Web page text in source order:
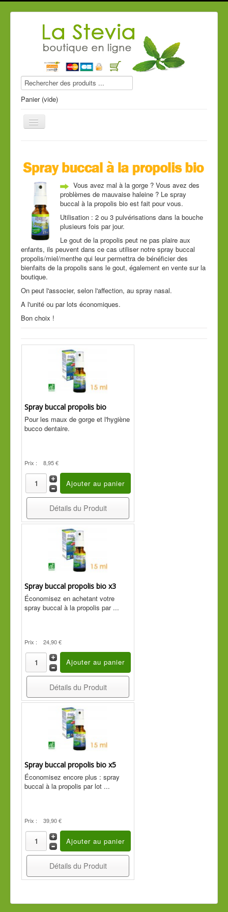
Panier (vide)
Produits stevia
Compléments alimentaires
Cde tél
Guide conseil
Vous avez mal à la gorge ? Vous avez des
problèmes de mauvaise haleine ? Le spray
buccal à la propolis bio est fait pour vous.
Utilisation : 2 ou 3 pulvérisations dans la bouche
plusieurs fois par jour.
Le gout de la propolis peut ne pas plaire aux
enfants, ils peuvent dans ce cas utiliser notre spray buccal
propolis/miel/menthe qui leur permettra de bénéficier des
bienfaits de la propolis sans le gout, également en vente sur la
boutique.
On peut l'associer, selon l'affection, au spray nasal.
A l'unité ou par lots économiques.
Bon choix !
Spray buccal propolis bio
Pour les maux de gorge et l'hygiène
bucco dentaire.
Prix : 8,95 €
Détails du Produit
Spray buccal propolis bio x3
Économisez en achetant votre
spray buccal à la propolis par ...
Prix : 24,90 €
Détails du Produit
Spray buccal propolis bio x5
Économisez encore plus : spray
buccal à la propolis par lot ...
Prix : 39,90 €
Détails du Produit